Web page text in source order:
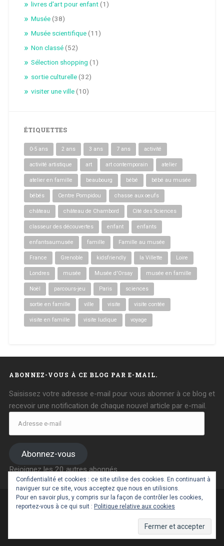
livres d'art pour enfant(1)
Musée(38)
Musée scientifique(11)
Non classé(52)
Sélection shopping (1)
sortie culturelle(32)
visiter une ville(10)
ÉTIQUETTES
0-5 ans 2 ans 3 ans 7 ans activité
activité artistique art art contemporain atelier
atelier en famille beaubourg bébé bébé au musée
bébés Centre Pompidou chasse aux oeufs
château château de Chambord Cité des Sciences
classeur des découvertes enfant enfants
enfantsaumusée famille Famille au musée
France Grenoble kidsfriendly la Villette Loire
Londres musée Musée d'Orsay musée en famille
Noël parcours-jeu Paris sciences
sortie en famille ville visite visite contée
visite en famille visite ludique voyage
ABONNEZ-VOUS À CE BLOG PAR E-MAIL.
Saisissez votre adresse e-mail pour vous abonner à ce blog et
recevoir une notification de chaque nouvel article par e-mail.
Adresse
Abonnez-vous
Rejoignez les 20 autres abonnés
FIÈREMENT PROPULSÉ PAR WORDPRESS |
RETOUR EN HAUT ↑
Confidentialité et cookies : ce site utilise des cookies. En continuant à
naviguer sur ce site, vous acceptez que nous en utilisions.
Pour en savoir plus, y compris sur la façon de contrôler les cookies,
reportez-vous à ce qui suit : Politique relative aux cookies